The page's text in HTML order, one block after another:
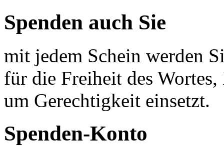
Spenden auch Sie
mit jedem Schein werden
für die Freiheit des
um Gerechtigkeit einsetzt.
Spenden-Konto